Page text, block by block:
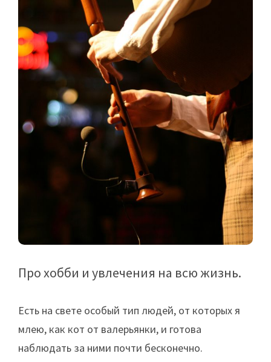
Про хобби и увлечения на всю жизнь.
Есть на свете особый тип людей, от которых я
млею, как кот от валерьянки, и готова
наблюдать за ними почти бесконечно.